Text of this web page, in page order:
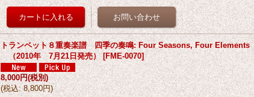
トランペット８重奏楽譜 四季の奏鳴: Four Seasons, Four
（2010年 7月21日発売） [FME-0070]
8,000円(税別)
(税込: 8,800円)